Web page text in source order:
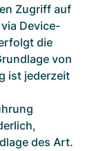
Zugriff auf
Device-
die
von
ist jederzeit
des Art.